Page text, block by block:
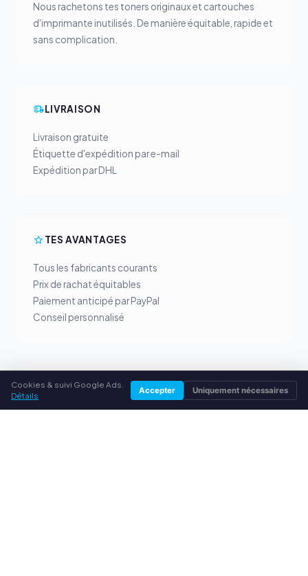
Nous rachetons tes toners originaux et cartouches
d'imprimante inutilisés. De manière équitable, rapide et
sans complication.
LIVRAISON
Livraison gratuite
Étiquette d'expédition par e-mail
Expédition par DHL
TES AVANTAGES
Tous les fabricants courants
Prix de rachat équitables
Paiement anticipé par PayPal
Conseil personnalisé
SERVICE
Cookies & suivi Google Ads.
Détails
Accepter Uniquement nécessaires